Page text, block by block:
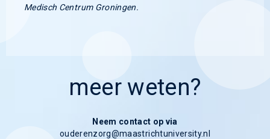
Medisch Centrum Groningen.
meer weten?
Neem contact op via
ouderenzorg